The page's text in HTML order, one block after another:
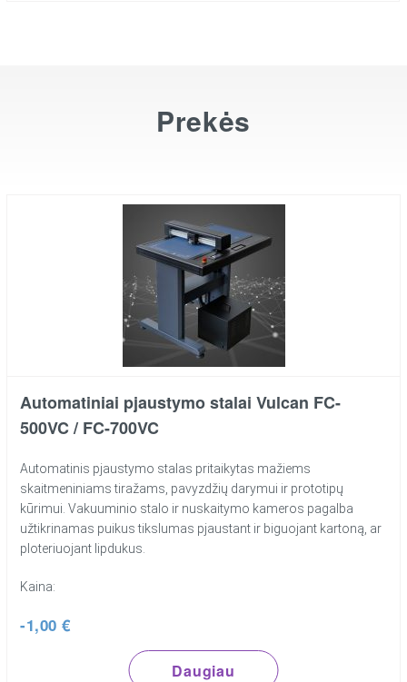
Prekės
Automatiniai pjaustymo stalai Vulcan FC-
500VC / FC-700VC
Automatinis pjaustymo stalas pritaikytas mažiems
skaitmeniniams tiražams, pavyzdžių darymui ir prototipų
kūrimui. Vakuuminio stalo ir nuskaitymo kameros pagalba
užtikrinamas puikus tikslumas pjaustant ir biguojant kartoną, ar
ploteriuojant lipdukus.
Kaina:
-1,00 €
Daugiau